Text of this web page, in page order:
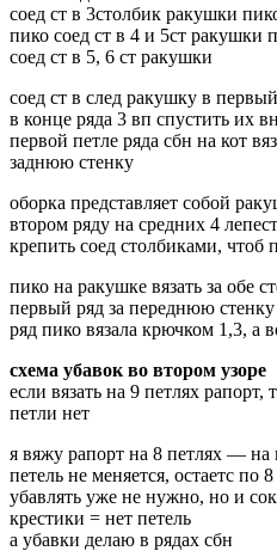
соед ст в 3столбик ракушки
пико соед ст в 4 и 5ст ракушки
соед ст в 5, 6 ст ракушки
соед ст в след ракушку в
в конце ряда 3 вп спустить их
первой петле ряда сбн на кот
заднюю стенку
оборка представляет собой
втором ряду на средних 4
крепить соед столбиками, чтоб
пико на ракушке вязать за обе
первый ряд за переднюю стенку
ряд пико вязала крючком 1,3, а
схема убавок во втором узоре
если вязать на 9 петлях
петли нет
я вяжу рапорт на 8 петлях — на
петель не меняется, остаетс
убавлять уже не нужно, но и
крестики = нет петель
а убавки делаю в рядах сбн